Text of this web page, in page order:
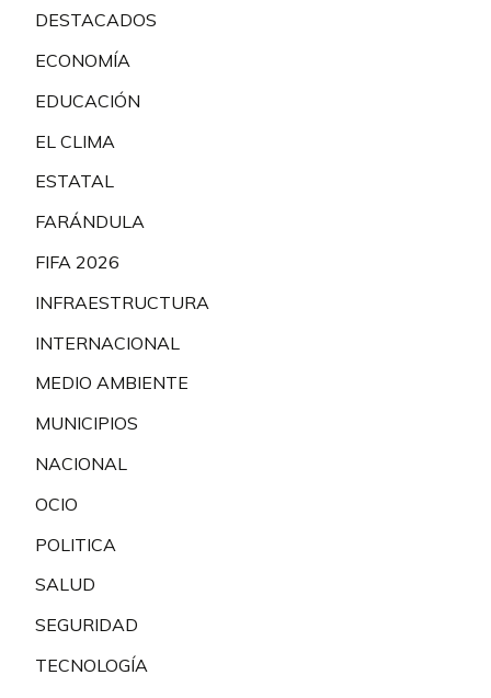
DESTACADOS
ECONOMÍA
EDUCACIÓN
EL CLIMA
ESTATAL
FARÁNDULA
FIFA 2026
INFRAESTRUCTURA
INTERNACIONAL
MEDIO AMBIENTE
MUNICIPIOS
NACIONAL
OCIO
POLITICA
SALUD
SEGURIDAD
TECNOLOGÍA